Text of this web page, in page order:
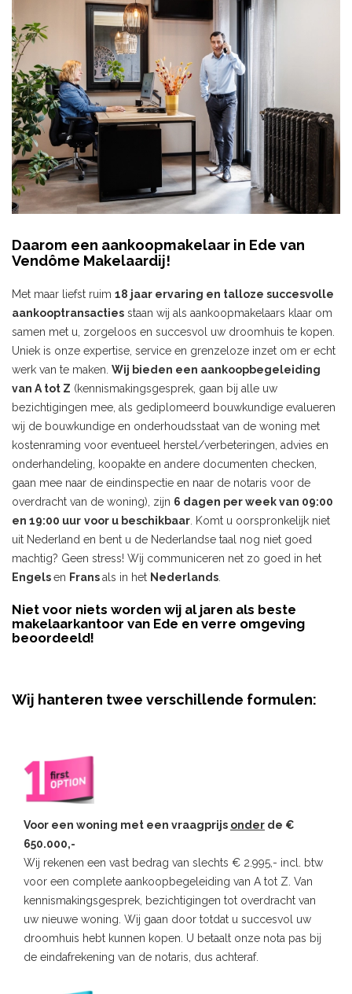
Daarom een aankoopmakelaar in Ede van
Vendôme Makelaardij!
Met maar liefst ruim 18 jaar ervaring en talloze succesvolle
aankooptransacties staan wij als aankoopmakelaars klaar om
samen met u, zorgeloos en succesvol uw droomhuis te kopen.
Uniek is onze expertise, service en grenzeloze inzet om er echt
werk van te maken. Wij bieden een aankoopbegeleiding
van A tot Z (kennismakingsgesprek, gaan bij alle uw
bezichtigingen mee, als gediplomeerd bouwkundige evalueren
wij de bouwkundige en onderhoudsstaat van de woning met
kostenraming voor eventueel herstel/verbeteringen, advies en
onderhandeling, koopakte en andere documenten checken,
gaan mee naar de eindinspectie en naar de notaris voor de
overdracht van de woning), zijn 6 dagen per week van 09:00
en 19:00 uur voor u beschikbaar . Komt u oorspronkelijk niet
uit Nederland en bent u de Nederlandse taal nog niet goed
machtig? Geen stress! Wij communiceren net zo goed in het
Engelsen Fransals in het Nederlands
Niet voor niets worden wij al jaren als beste
makelaarkantoor van Ede en verre omgeving
beoordeeld!
Wij hanteren twee verschillende formulen:
Voor een woning met een vraagprijs onder de €
650.000,-
Wij rekenen een vast bedrag van slechts € 2.995,- incl. btw
voor een complete aankoopbegeleiding van A tot Z. Van
kennismakingsgesprek, bezichtigingen tot overdracht van
uw nieuwe woning. Wij gaan door totdat u succesvol uw
droomhuis hebt kunnen kopen. U betaalt onze nota pas bij
de eindafrekening van de notaris, dus achteraf.